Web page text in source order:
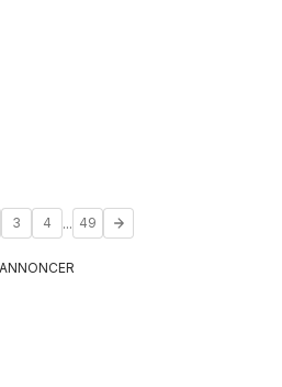
3 4 ... 49
ANNONCER